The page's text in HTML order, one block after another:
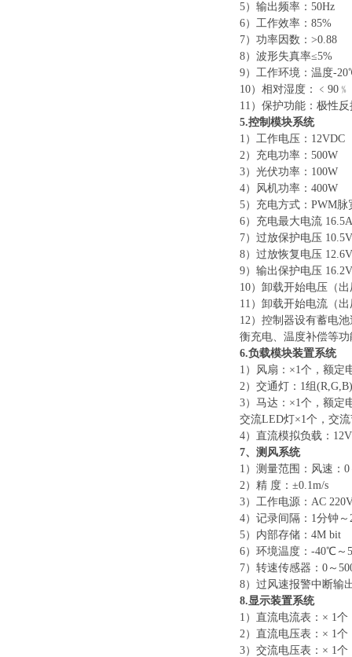
5）输出频率：50Hz
6）工作效率：85%
7）功率因数：>0.88
8）波形失真率≤5%
9）工作环境：温度-
10）相对湿度：
11）保护功能：极性
5.控制模块系统
1）工作电压：12VDC
2）充电功率：500W
3）光伏功率：100W
4）风机功率：400W
5）充电方式：PWM脉
6）充电最大电流 16.5A
7）过放保护电压
8）过放恢复电压 12.6V
9）输出保护电压 16.2V
10）卸载开始电压（
11）卸载开始电流（
12）控制器设有蓄电
衡充电、温度补偿等功
6.负载模块装置系统
1）风扇：×1个，额定
2）交通灯：1组
3）马达：×1个，额定
交流LED灯×1个，交
4）直流模拟负载：
7、测风系统
1）测量范围：风速：0
2）精 度：±0.1m/s
3）工作电源：AC
4）记录间隔：1分钟
5）内部存储：4M bit
6）环境温度：-40℃
7）转速传感器：0～
8）过风速报警中断输
8.显示装置系统
1）直流电流表：× 1
2）直流电压表：× 1
3）交流电压表：× 1